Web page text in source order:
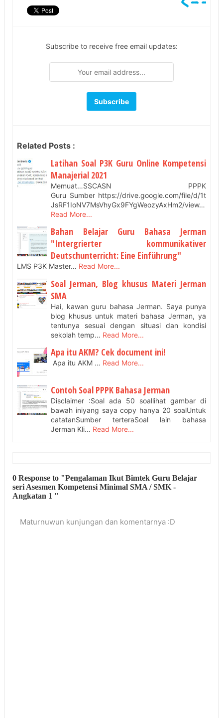
Subscribe to receive free email updates:
Related Posts :
Latihan Soal P3K Guru Online Kompetensi
Manajerial 2021
Memuat…SSCASN PPPK
Guru Sumber https://drive.google.com/file/d/1t
JsRF1IoNV7MsVhyGx9FYgWeozyAxHm2/view…
Read More...
Bahan Belajar Guru Bahasa Jerman
"Intergrierter kommunikativer
Deutschunterricht: Eine Einführung"
LMS P3K Master… Read More...
Soal Jerman, Blog khusus Materi Jerman
SMA
Hai, kawan guru bahasa Jerman. Saya punya
blog khusus untuk materi bahasa Jerman, ya
tentunya sesuai dengan situasi dan kondisi
sekolah temp… Read More...
Apa itu AKM? Cek document ini!
Apa itu AKM … Read More...
Contoh Soal PPPK Bahasa Jerman
Disclaimer :Soal ada 50 soallihat gambar di
bawah iniyang saya copy hanya 20 soalUntuk
catatanSumber terteraSoal lain bahasa
Jerman Kli… Read More...
0 Response to "Pengalaman Ikut Bimtek Guru Belajar
seri Asesmen Kompetensi Minimal SMA / SMK -
Angkatan 1 "
Maturnuwun kunjungan dan komentarnya :D